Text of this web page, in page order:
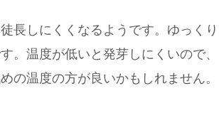
長しにくくなるようです。ゆっくり
。温度が低いと発芽しにくいので、
の温度の方が良いかもしれません。